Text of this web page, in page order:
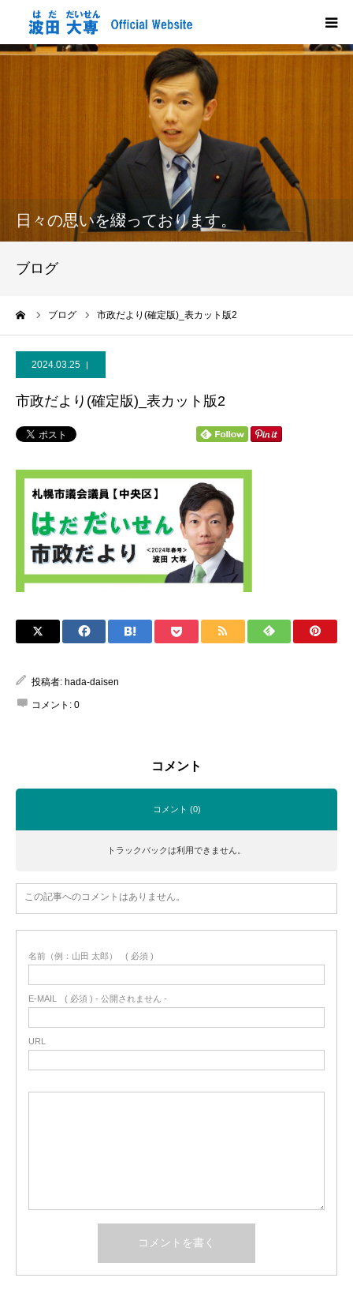
日々の思いを綴っております。
ブログ
ブログ 市政だより(確定版)_表カット版2
2024.03.25
市政だより(確定版)_表カット版2
投稿者: hada-daisen
コメント: 0
コメント
コメント (0)
トラックバックは利用できません。
この記事へのコメントはありません。
名前（例：山田 太郎） ( 必須 )
E-MAIL ( 必須 ) - 公開されません -
URL
活動報告
応援する
個人献金